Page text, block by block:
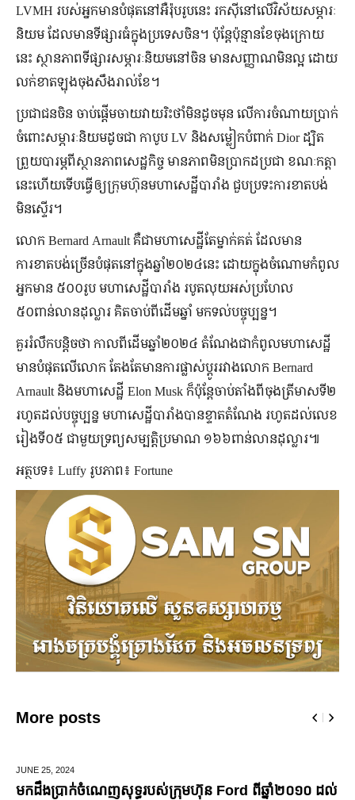
LVMH របស់អ្នកមានបំផុតនៅអឺរ៉ុបរូបនេះ រកស៊ីនៅលើវិស័យសម្ភារៈ
និយម ដែលមានទីផ្សារធំក្នុងប្រទេសចិន។ ប៉ុន្តែប៉ុន្មានខែចុងក្រោយ
នេះ ស្ថានភាពទីផ្សារសម្ភារៈនិយមនៅចិន មានសញ្ញាណមិនល្អ ដោយ
លក់ខាតឡុងចុងសឹងរាល់ខែ។
ប្រជាជនចិន ចាប់ផ្ដើមចាយវាយរិះថាំមិនដូចមុន លើការចំណាយប្រាក់
ចំពោះសម្ភារៈនិយមដូចជា កាបូប LV និងសម្លៀកបំពាក់ Dior ដ្បិត
ព្រួយបារម្ភពីស្ថានភាពសេដ្ឋកិច្ច មានភាពមិនប្រាកដប្រជា ខណៈកត្តា
នេះហើយទើបធ្វើឲ្យក្រុមហ៊ុនមហាសេដ្ឋីបារាំង ជួបប្រទះការខាតបង់
មិនស្ទើរ។
លោក Bernard Arnault គឺជាមហាសេដ្ឋីតែម្នាក់គត់ ដែលមាន
ការខាតបង់ច្រើនបំផុតនៅក្នុងឆ្នាំ២០២៤នេះ ដោយក្នុងចំណោមកំពូល
អ្នកមាន ៥០០រូប មហាសេដ្ឋីបារាំង របូតលុយអស់ប្រហែល
៥០ពាន់លានដុល្លារ គិតចាប់ពីដើមឆ្នាំ មកទល់បច្ចុប្បន្ន។
គួររំលឹកបន្តិចថា កាលពីដើមឆ្នាំ២០២៤ តំណែងជាកំពូលមហាសេដ្ឋី
មានបំផុតលើលោក តែងតែមានការផ្លាស់ប្ដូររវាងលោក Bernard
Arnault និងមហាសេដ្ឋី Elon Musk ក៏ប៉ុន្តែចាប់តាំងពីចុងត្រីមាសទី២
រហូតដល់បច្ចុប្បន្ន មហាសេដ្ឋីបារាំងបានខ្ទាតតំណែង រហូតដល់លេខ
រៀងទី០៥ ជាមួយទ្រព្យសម្បត្តិប្រមាណ ១៦៦ពាន់លានដុល្លារ៕
អត្ថបទ៖ Luffy រូបភាព៖ Fortune
More posts
JUNE 25,2024
មកដឹងប្រាក់ចំណេញសុទ្ធរបស់ក្រុមហ៊ុន Ford ពីឆ្នាំ២០១០ ដល់